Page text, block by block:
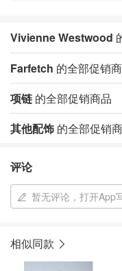
Vivienne Westwood
Farfetch 的全部促销
项链 的全部促销商品
其他配饰 的全部促销
评论
暂无评论，打开App
相似同款